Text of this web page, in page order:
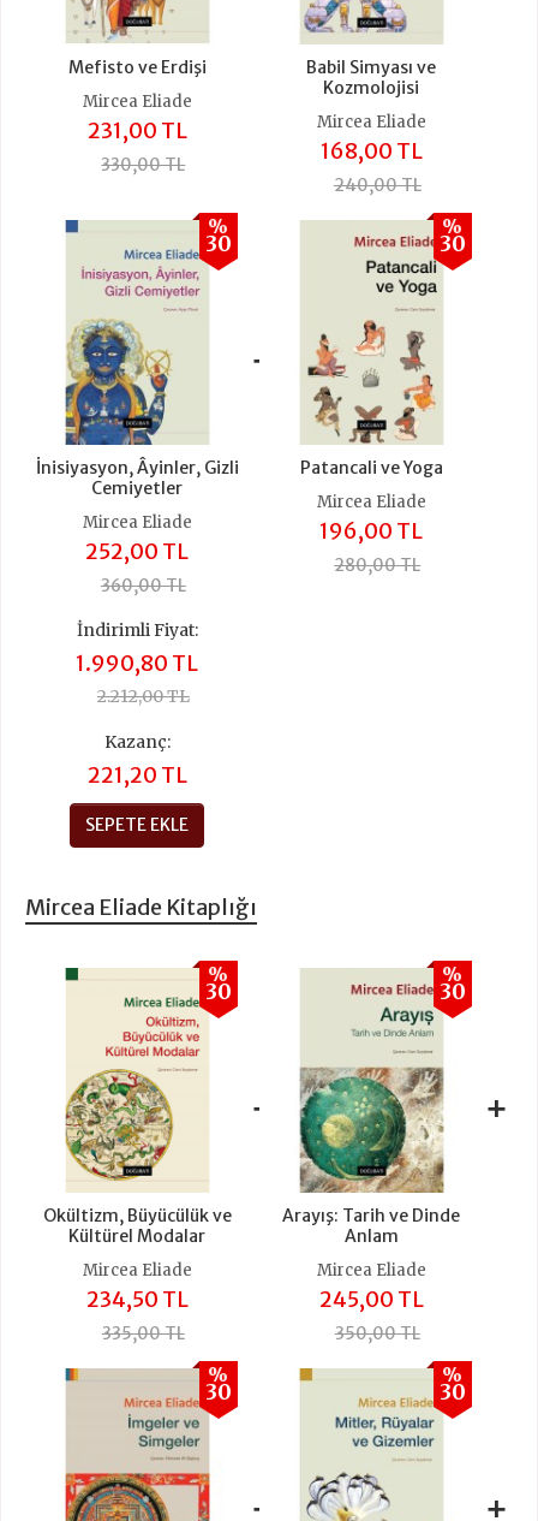
Mefisto ve Erdişi
Mircea Eliade
231,00 TL
330,00 TL
Babil Simyası ve
Kozmolojisi
Mircea Eliade
168,00 TL
240,00 TL
İnisiyasyon, Âyinler, Gizli
Cemiyetler
%
30
Mircea Eliade
252,00 TL
360,00 TL
+
Patancali ve Yoga
%
30
Mircea Eliade
196,00 TL
280,00 TL
İndirimli Fiyat:
1.990,80 TL
2.212,00 TL
Kazanç:
221,20 TL
SEPETE EKLE
Mircea Eliade Kitaplığı
Okültizm, Büyücülük ve
Kültürel Modalar
%
30
Mircea Eliade
234,50 TL
335,00 TL
+
Arayış: Tarih ve Dinde
Anlam
%
30
Mircea Eliade
245,00 TL
350,00 TL
+
%
30
+
%
30
+